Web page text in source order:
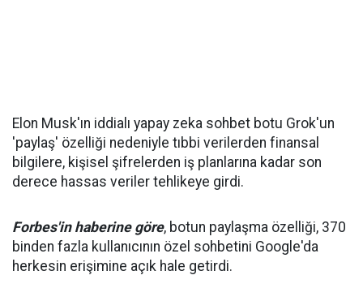
Elon Musk'ın iddialı yapay zeka sohbet botu Grok'un
'paylaş' özelliği nedeniyle tıbbi verilerden finansal
bilgilere, kişisel şifrelerden iş planlarına kadar son
derece hassas veriler tehlikeye girdi.
Forbes'in haberine göre, botun paylaşma özelliği, 370
binden fazla kullanıcının özel sohbetini Google'da
herkesin erişimine açık hale getirdi.